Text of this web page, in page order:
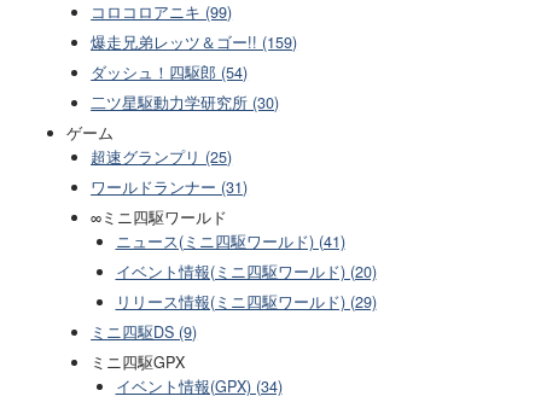
コロコロアニキ (99)
爆走兄弟レッツ＆ゴー!! (159)
ダッシュ！四駆郎 (54)
二ツ星駆動力学研究所 (30)
ゲーム
超速グランプリ (25)
ワールドランナー (31)
∞ミニ四駆ワールド
ニュース(ミニ四駆ワールド) (41)
イベント情報(ミニ四駆ワールド) (20)
リリース情報(ミニ四駆ワールド) (29)
ミニ四駆DS (9)
ミニ四駆GPX
イベント情報(GPX) (34)